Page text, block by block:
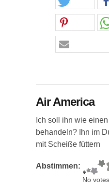
Air America
Ich soll ihn wie
behandeln? Ihn im
mit Scheiße füttern
Abstimmen:
No